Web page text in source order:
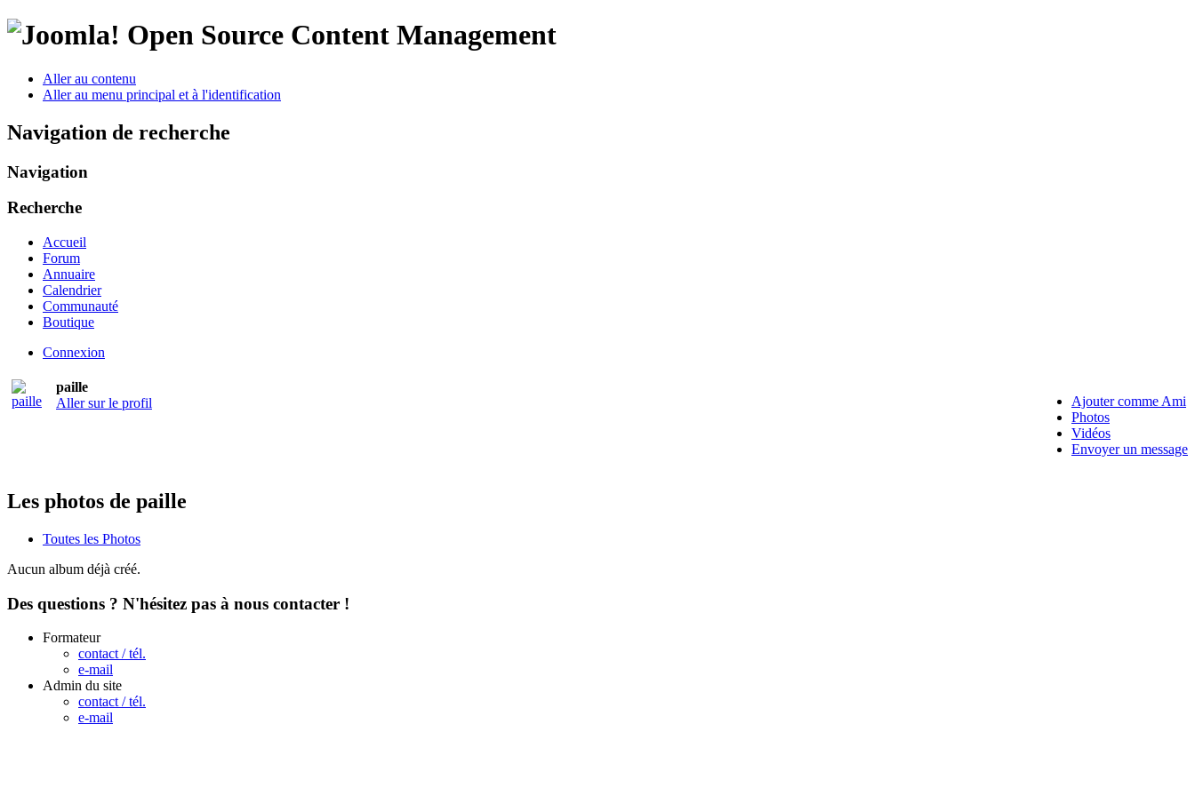
Open Source Content Management
Aller au contenu
Aller au menu principal et à l'identification
Navigation de recherche
Navigation
Recherche
Accueil
Forum
Annuaire
Calendrier
Communauté
Boutique
Connexion
paille
Aller sur le profil
Ajouter comme Ami
Photos
Vidéos
Envoyer un message
Les photos de paille
Toutes les Photos
Aucun album déjà créé.
Des questions ? N'hésitez pas à nous contacter !
Formateur
contact / tél.
e-mail
Admin du site
contact / tél.
e-mail